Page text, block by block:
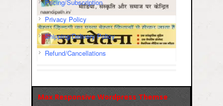
Pricing/Subscription
Privacy Policy
Shipping/Delivery Policy
Refund/Cancellations
Max Responsive Wordpress Themse